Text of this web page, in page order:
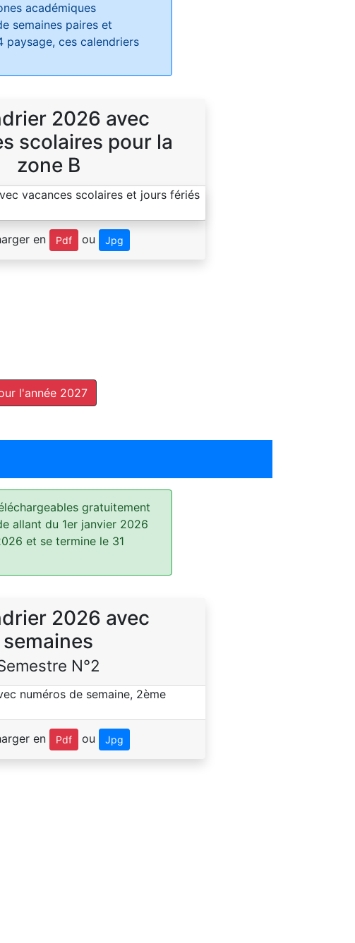
académiques
semaines paires et
paysage, ces calendriers
2026 avec
scolaires pour la
zone B
en Pdf ou Jpg
l'année 2027
gratuitement
allant du 1er janvier 2026
et se termine le 31
2026 avec
semaines
N°2
en Pdf ou Jpg